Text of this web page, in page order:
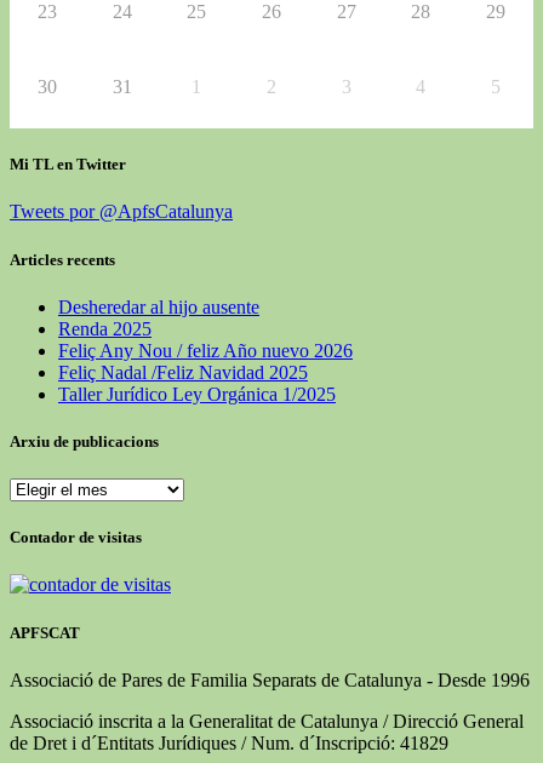
23 24 25 26 27 28 29
30 31 1 2 3 4 5
Mi TL en Twitter
Tweets por @ApfsCatalunya
Articles recents
Desheredar al hijo ausente
Renda 2025
Feliç Any Nou / feliz Año nuevo 2026
Feliç Nadal /Feliz Navidad 2025
Taller Jurídico Ley Orgánica 1/2025
Arxiu de publicacions
Contador de visitas
APFSCAT
Associació de Pares de Familia Separats de Catalunya - Desde 1996
Associació inscrita a la Generalitat de Catalunya / Direcció General
de Dret i d´Entitats Jurídiques / Num. d´Inscripció: 41829